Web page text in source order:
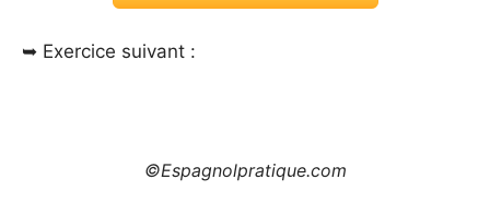
➥ Exercice suivant :
©Espagnolpratique.com